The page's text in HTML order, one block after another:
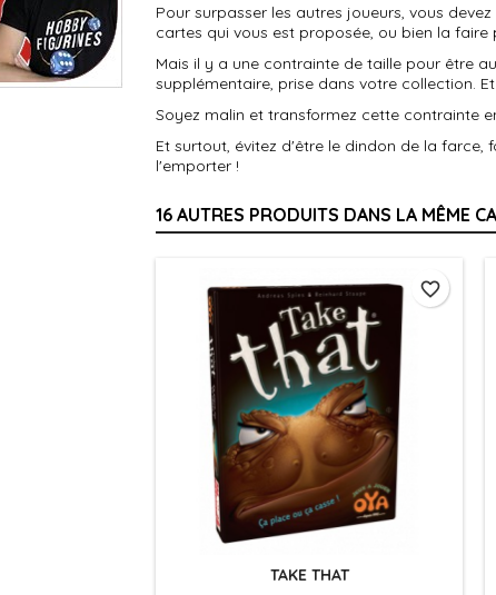
Pour surpasser les autres joueurs, vous
cartes qui vous est proposée, ou bien la faire
Mais il y a une contrainte de taille pour être
supplémentaire, prise dans votre collection.
Soyez malin et transformez cette contrainte
Et surtout, évitez d'être le dindon de la farce,
l'emporter !
16 AUTRES PRODUITS DANS LA MÊME
TAKE THAT
favorite_border